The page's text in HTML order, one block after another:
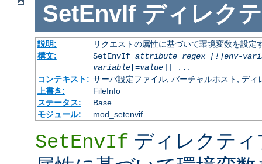
SetEnvIf ディレク
説明:
リクエストの属性に基づいて環境変数を設定
構文:
SetEnvIf attribute regex [!]env-
variable[=value]] ...
コンテキスト: サーバ設定ファイル, バーチャルホスト, ディ
上書き:
FileInfo
ステータス:
Base
モジュール:
mod_setenvif
SetEnvIf ディレクテ